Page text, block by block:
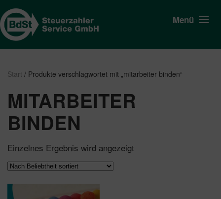
Menü
Start / Produkte verschlagwortet mit „mitarbeiter binden“
MITARBEITER
BINDEN
Einzelnes Ergebnis wird angezeigt